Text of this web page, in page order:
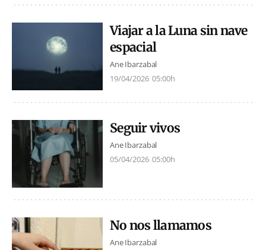
Viajar a la Luna sin nave
espacial
Ane Ibarzabal
19/04/2026 05:00h
Seguir vivos
Ane Ibarzabal
05/04/2026 05:00h
No nos llamamos
Ane Ibarzabal